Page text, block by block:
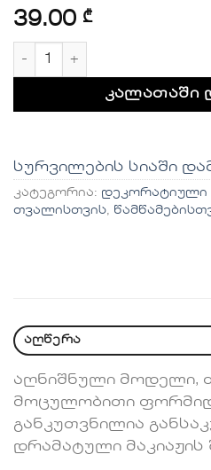
39.00 ₾
რაოდენობა: შავი,
კალათაში
სურვილების სიაში
კატეგორია: დეკორატიული
თვალისთვის,
აღწერა
აღნიშნული მოდელი,
მოცულობითი
განკუთვნილია
დრამატული მაკიაჟის